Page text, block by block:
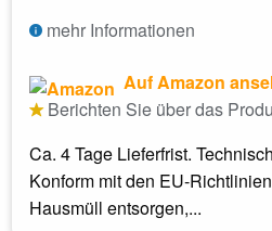
mehr Informationen
Auf Amazon
Berichten Sie über das
Ca. 4 Tage Lieferfrist.
Konform mit den EU-
Hausmüll entsorgen,...